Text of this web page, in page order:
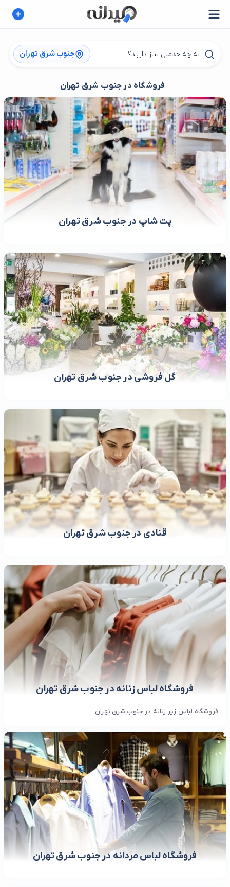
جنوب شرق تهران
فروشگاه در جنوب شرق تهران
پت شاپ در جنوب شرق تهران
گل فروشی در جنوب شرق تهران
قنادی در جنوب شرق تهران
فروشگاه لباس زنانه در جنوب شرق تهران
فروشگاه لباس زیر زنانه در جنوب شرق تهران
فروشگاه لباس مردانه در جنوب شرق تهران